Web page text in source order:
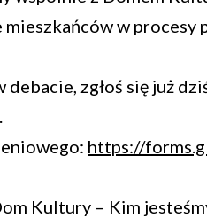
mieszkańców w
debacie, zgłoś się już
https://
Kultury – Kim